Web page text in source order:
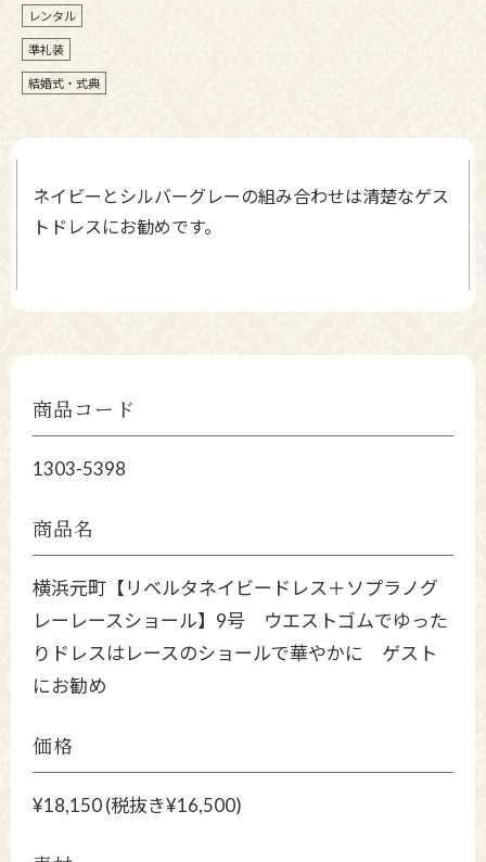
レンタル
準礼装
結婚式・式典
ネイビーとシルバーグレーの組み合わせは清楚なゲス
トドレスにお勧めです。
商品コード
1303-5398
商品名
横浜元町【リベルタネイビードレス＋ソプラノグ
レーレースショール】9号 ウエストゴムでゆった
りドレスはレースのショールで華やかに ゲスト
にお勧め
価格
¥18,150 (税抜き¥16,500)